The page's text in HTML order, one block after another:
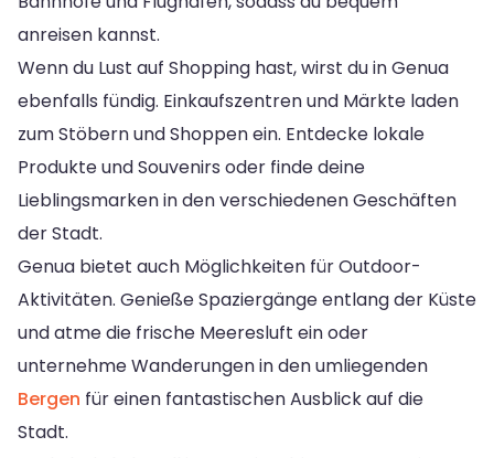
anreisen kannst.
Wenn du Lust auf Shopping hast, wirst du in Genua
ebenfalls fündig. Einkaufszentren und Märkte laden
zum Stöbern und Shoppen ein. Entdecke lokale
Produkte und Souvenirs oder finde deine
Lieblingsmarken in den verschiedenen Geschäften
der Stadt.
Genua bietet auch Möglichkeiten für Outdoor-
Aktivitäten. Genieße Spaziergänge entlang der Küste
und atme die frische Meeresluft ein oder
unternehme Wanderungen in den umliegenden
Bergen für einen fantastischen Ausblick auf die
Stadt.